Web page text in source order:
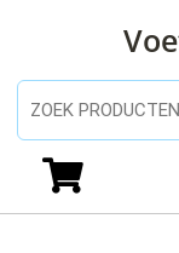
inhoudZoeken naar: